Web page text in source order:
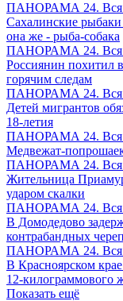
ПАНОРАМА 24. Вся
Сахалинские
она же - рыба-собака
ПАНОРАМА 24. Вся
Россиянин похитил
горячим следам
ПАНОРАМА 24. Вся
Детей мигрантов
18-летия
ПАНОРАМА 24. Вся
Медвежат-
ПАНОРАМА 24. Вся
Жительница
ударом скалки
ПАНОРАМА 24. Вся
В Домодедово
контрабандных
ПАНОРАМА 24. Вся
В Красноярском
12-килограммового
Показать ещё